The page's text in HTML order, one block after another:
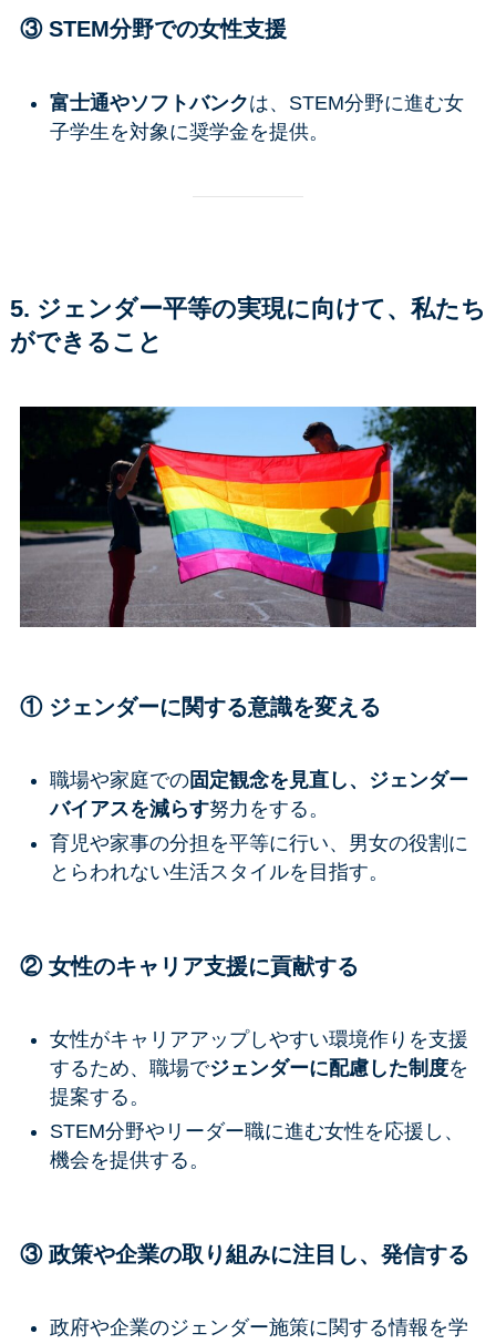
③ STEM分野での女性支援
富士通やソフトバンクは、STEM分野に進む女
子学生を対象に奨学金を提供。
5. ジェンダー平等の実現に向けて、私たち
ができること
① ジェンダーに関する意識を変える
職場や家庭での固定観念を見直し、ジェンダー
バイアスを減らす努力をする。
育児や家事の分担を平等に行い、男女の役割に
とらわれない生活スタイルを目指す。
② 女性のキャリア支援に貢献する
女性がキャリアアップしやすい環境作りを支援
するため、職場でジェンダーに配慮した制度を
提案する。
STEM分野やリーダー職に進む女性を応援し、
機会を提供する。
③ 政策や企業の取り組みに注目し、発信する
政府や企業のジェンダー施策に関する情報を学